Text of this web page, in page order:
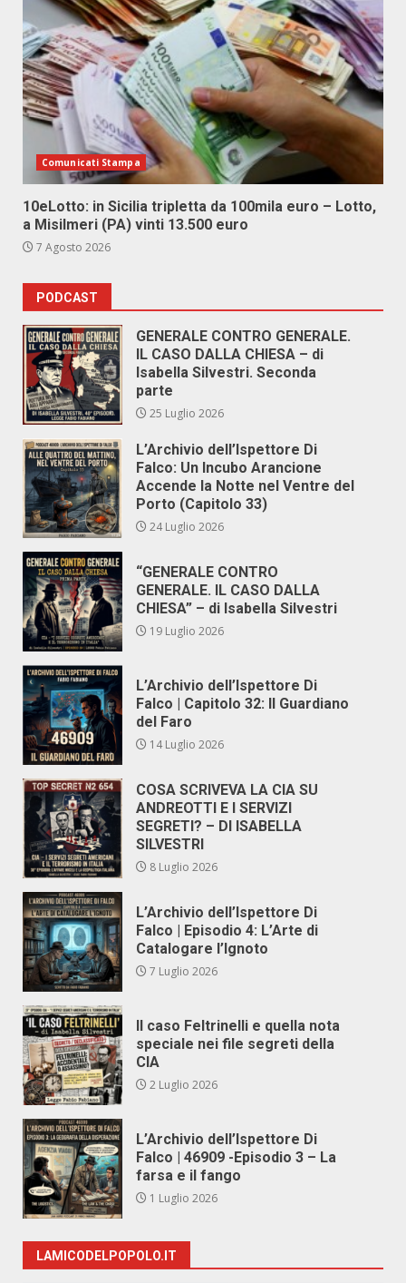
Comunicati Stampa
10eLotto: in Sicilia tripletta da 100mila euro – Lotto,
a Misilmeri (PA) vinti 13.500 euro
7 Agosto 2026
PODCAST
GENERALE CONTRO GENERALE.
IL CASO DALLA CHIESA – di
Isabella Silvestri. Seconda
parte
25 Luglio 2026
L’Archivio dell’Ispettore Di
Falco: Un Incubo Arancione
Accende la Notte nel Ventre del
Porto (Capitolo 33)
24 Luglio 2026
“GENERALE CONTRO
GENERALE. IL CASO DALLA
CHIESA” – di Isabella Silvestri
19 Luglio 2026
L’Archivio dell’Ispettore Di
Falco | Capitolo 32: Il Guardiano
del Faro
14 Luglio 2026
COSA SCRIVEVA LA CIA SU
ANDREOTTI E I SERVIZI
SEGRETI? – DI ISABELLA
SILVESTRI
8 Luglio 2026
L’Archivio dell’Ispettore Di
Falco | Episodio 4: L’Arte di
Catalogare l’Ignoto
7 Luglio 2026
Il caso Feltrinelli e quella nota
speciale nei file segreti della
CIA
2 Luglio 2026
L’Archivio dell’Ispettore Di
Falco | 46909 -Episodio 3 – La
farsa e il fango
1 Luglio 2026
LAMICODELPOPOLO.IT